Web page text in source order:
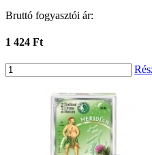
Bruttó fogyasztói ár:
1 424 Ft